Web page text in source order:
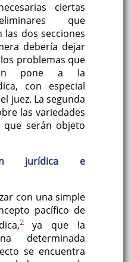
ciertas
que
dos secciones
debería dejar
problemas que
pone a la
con especial
juez. La segunda
las variedades
que serán objeto
jurídica e
con una simple
pacífico de
2ya que la
determinada
se encuentra